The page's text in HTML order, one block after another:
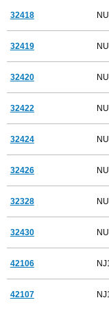
32418
32419
32420
32422
32424
32426
32328
32430
42106
42107